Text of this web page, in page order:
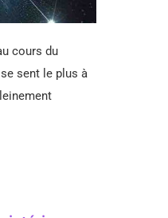
cours du
sent le plus à